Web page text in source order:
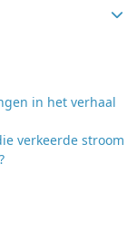
in het verhaal
verkeerde stroom